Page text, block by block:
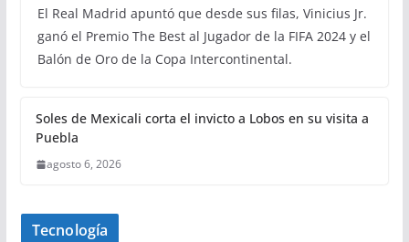
El Real Madrid apuntó que desde sus filas, Vinicius Jr.
ganó el Premio The Best al Jugador de la FIFA 2024 y el
Balón de Oro de la Copa Intercontinental.
Soles de Mexicali corta el invicto a Lobos en su visita a
Puebla
agosto 6, 2026
Tecnología